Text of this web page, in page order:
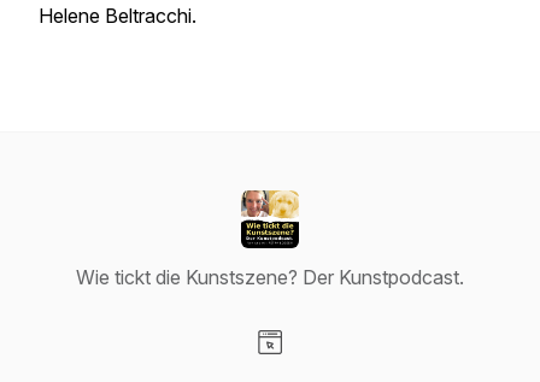
Helene Beltracchi.
Wie tickt die Kunstszene? Der Kunstpodcast.